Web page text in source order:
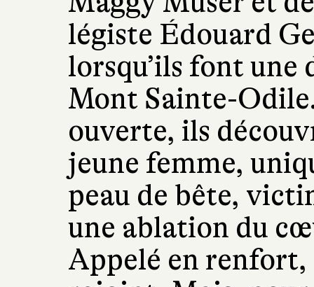
légiste Édouard
lorsqu’ils font une
Mont Sainte-
ouverte, ils
jeune femme,
peau de bête,
une ablation du
Appelé en renfort,